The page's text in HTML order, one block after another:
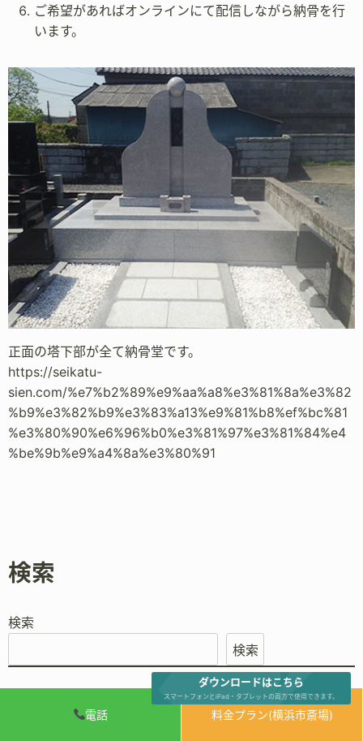
電話 料金プラン(横浜市斎場)
ご希望があればオンラインにて配信しながら納骨を行
います。
正面の塔下部が全て納骨堂です。
https://seikatu-
sien.com/%e7%b2%89%e9%aa%a8%e3%81%8a%e3%82
%b9%e3%82%b9%e3%83%a13%e9%81%b8%ef%bc%81
%e3%80%90%e6%96%b0%e3%81%97%e3%81%84%e4
%be%9b%e9%a4%8a%e3%80%91
検索
検索
検索
ダウンロードはこちら
スマートフォンとiPad・タブレットの両方で使用できます。